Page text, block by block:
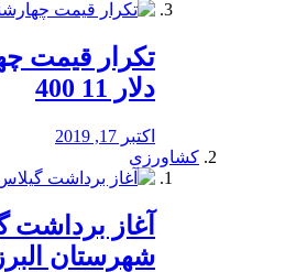
تکرار قیمت
دلار 11 400
اکتبر 17, 2019
کشاورزی
آغاز برداشت
شهرستان البرز